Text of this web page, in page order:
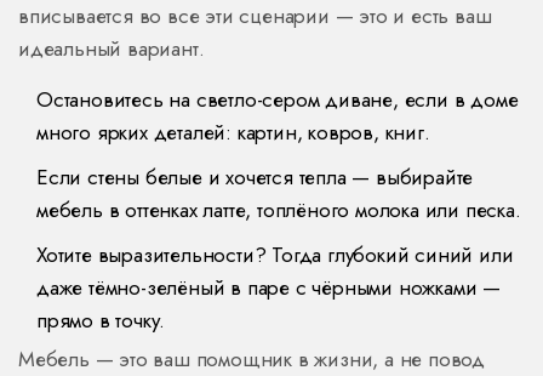
вписывается во все эти сценарии — это и есть ваш
идеальный вариант.
Остановитесь на светло-сером диване, если в доме
много ярких деталей: картин, ковров, книг.
Если стены белые и хочется тепла — выбирайте
мебель в оттенках латте, топлёного молока или песка.
Хотите выразительности? Тогда глубокий синий или
даже тёмно-зелёный в паре с чёрными ножками —
прямо в точку.
Мебель — это ваш помощник в жизни, а не повод